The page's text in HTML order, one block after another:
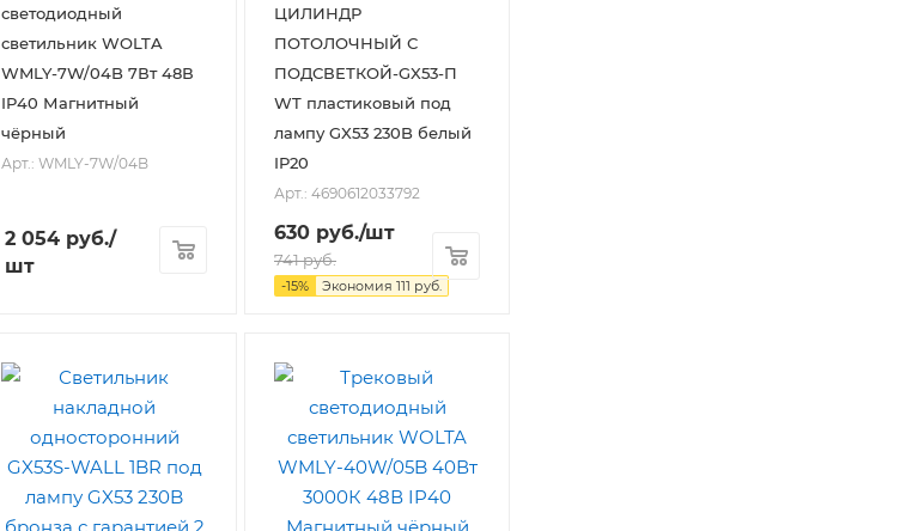
светодиодный
светильник WOLTA
WMLY-7W/04B 7Вт 48В
IP40 Магнитный
чёрный
Арт.: WMLY-7W/04B
2 054 руб./
шт
ЦИЛИНДР
ПОТОЛОЧНЫЙ С
ПОДСВЕТКОЙ-GX53-П
WT пластиковый под
лампу GX53 230B белый
IP20
Арт.: 4690612033792
630 руб./шт
741руб.
-15% Экономия 111 руб.